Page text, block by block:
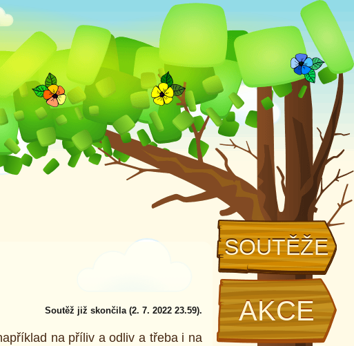
SOUTĚŽE
AKCE
Soutěž již skončila (2. 7. 2022 23.59).
na příliv a odliv a třeba i na